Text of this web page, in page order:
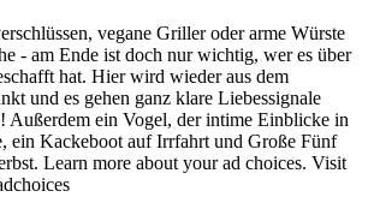
vegane Griller oder arme Würste
- am Ende ist doch nur wichtig, wer es über
hat. Hier wird wieder aus dem
und es gehen ganz klare Liebessignale
ein Vogel, der intime Einblicke in
ein Kackeboot auf Irrfahrt und Große Fünf
Learn more about your ad choices. Visit